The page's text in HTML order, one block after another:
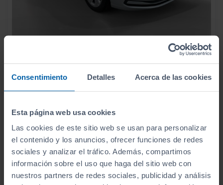
Consentimiento Detalles Acerca de las cookies
Esta página web usa cookies
Las cookies de este sitio web se usan para personalizar
el contenido y los anuncios, ofrecer funciones de redes
sociales y analizar el tráfico. Además, compartimos
información sobre el uso que haga del sitio web con
nuestros partners de redes sociales, publicidad y análisis
1.0 ETSI 81KW (110CV) DSG
30.122
2022
23.990 €